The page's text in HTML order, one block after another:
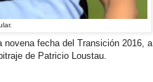
novena fecha del Transición 2016, a
de Patricio Loustau.